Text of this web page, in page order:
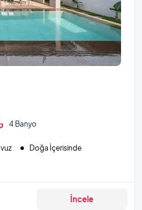
4 Banyo
Doğa İçerisinde
İncele